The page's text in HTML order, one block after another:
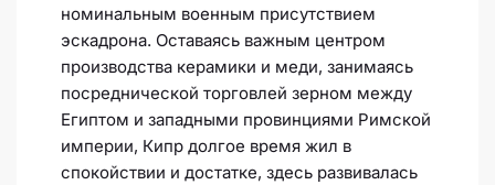
номинальным военным присутствием
эскадрона. Оставаясь важным центром
производства керамики и меди, занимаясь
посреднической торговлей зерном между
Египтом и западными провинциями Римской
империи, Кипр долгое время жил в
спокойствии и достатке, здесь развивалась